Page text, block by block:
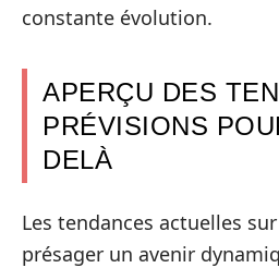
constante évolution.
APERÇU DES
PRÉVISIONS
DELÀ
Les tendances actuelles
présager un avenir